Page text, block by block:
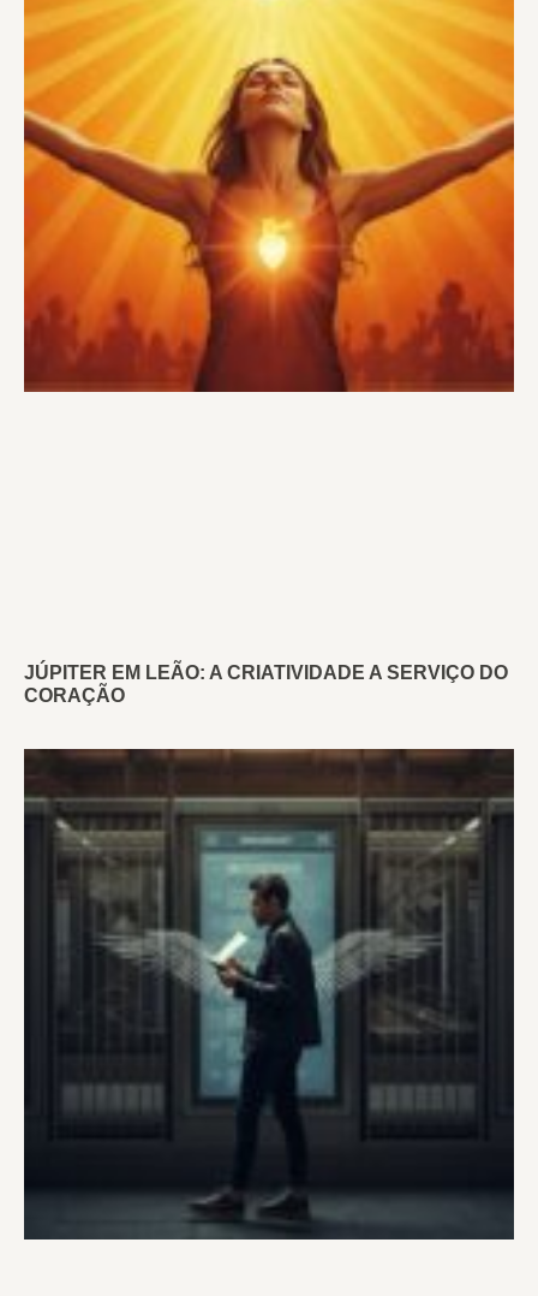
JÚPITER EM LEÃO: A CRIATIVIDADE A SERVIÇO DO
CORAÇÃO